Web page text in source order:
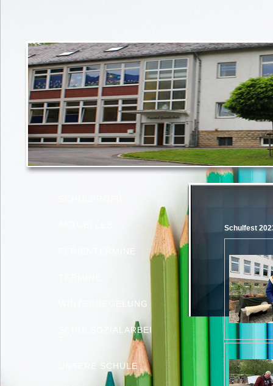
Schulfest
WINTERREGELUNG
SCHULSOZIALARBEI
UNSERE SCHULE